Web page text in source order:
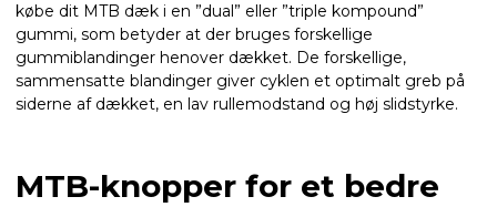
købe dit MTB dæk i en ”dual” eller ”triple kompound”
gummi, som betyder at der bruges forskellige
gummiblandinger henover dækket. De forskellige,
sammensatte blandinger giver cyklen et optimalt greb på
siderne af dækket, en lav rullemodstand og høj slidstyrke.
MTB-knopper for et bedre